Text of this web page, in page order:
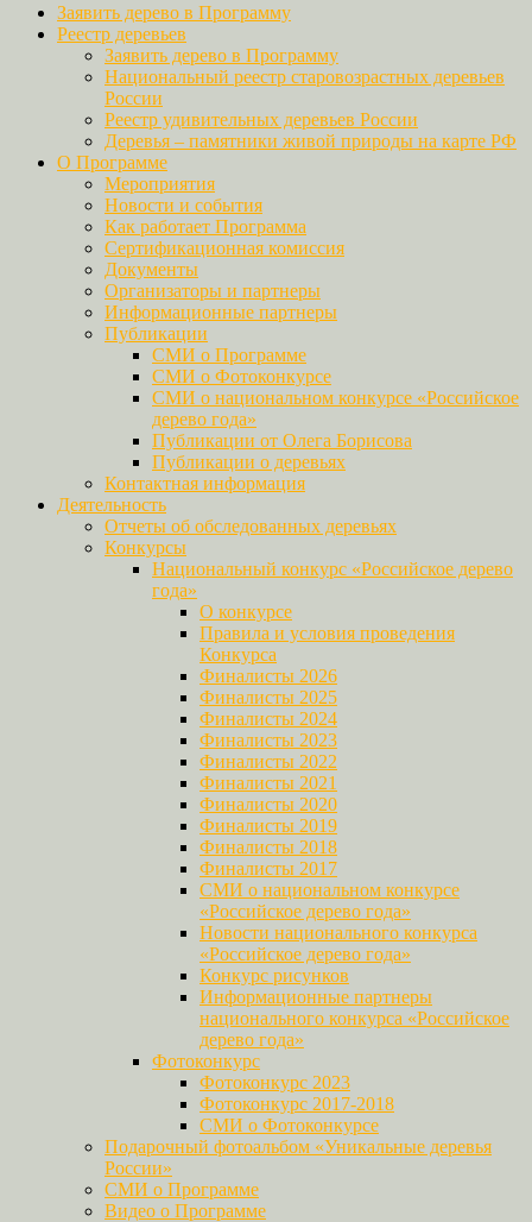
Заявить дерево в Программу
Реестр деревьев
Заявить дерево в Программу
Национальный реестр старовозрастных деревьев
России
Реестр удивительных деревьев России
Деревья – памятники живой природы на карте РФ
О Программе
Мероприятия
Новости и события
Как работает Программа
Сертификационная комиссия
Документы
Организаторы и партнеры
Информационные партнеры
Публикации
СМИ о Программе
СМИ о Фотоконкурсе
СМИ о национальном конкурсе «Российское
дерево года»
Публикации от Олега Борисова
Публикации о деревьях
Контактная информация
Деятельность
Отчеты об обследованных деревьях
Конкурсы
Национальный конкурс «Российское дерево
года»
О конкурсе
Правила и условия проведения
Конкурса
Финалисты 2026
Финалисты 2025
Финалисты 2024
Финалисты 2023
Финалисты 2022
Финалисты 2021
Финалисты 2020
Финалисты 2019
Финалисты 2018
Финалисты 2017
СМИ о национальном конкурсе
«Российское дерево года»
Новости национального конкурса
«Российское дерево года»
Конкурс рисунков
Информационные партнеры
национального конкурса «Российское
дерево года»
Фотоконкурс
Фотоконкурс 2023
Фотоконкурс 2017-2018
СМИ о Фотоконкурсе
Подарочный фотоальбом «Уникальные деревья
России»
СМИ о Программе
Видео о Программе